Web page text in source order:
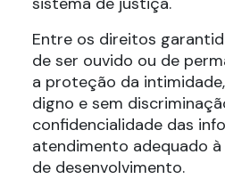
Entre os direitos
de ser ouvido ou de
a proteção da
digno e sem
confidencialidade das
atendimento adequado
de desenvolvimento.